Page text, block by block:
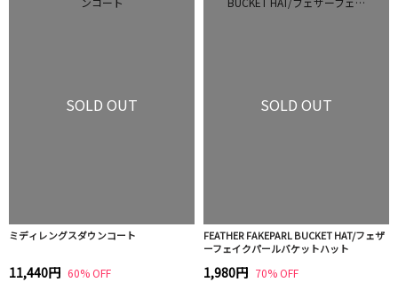
SOLD OUT
ミディレングスダウンコート
11,440円 60% OFF
SOLD OUT
FEATHER FAKEPARL BUCKET HAT/フェザ
ーフェイクパールバケットハット
1,980円 70% OFF